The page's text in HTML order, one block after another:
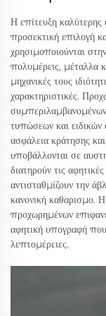
Η επίτευξη καλύτερης
προσεκτική επιλογή
χρησιμοποιούνται
πολυμέρεις, μέταλλα
μηχανικές τους
χαρακτηριστικές.
τυπώσεων και ειδικών
ασφάλεια κράτησης
υποβάλλονται σε
διατηρούν τις
αντισταθμίζουν την
κανονική καθαρισμο.
προχωρημένων
αφητική υπογραφή που
λεπτομέρειες.